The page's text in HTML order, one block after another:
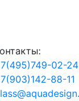
02-24
88-11